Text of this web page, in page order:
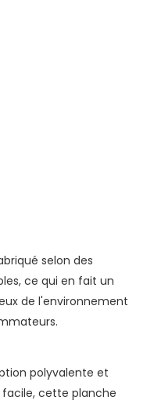
selon des
ce qui en fait un
de l'environnement
polyvalente et
cette planche